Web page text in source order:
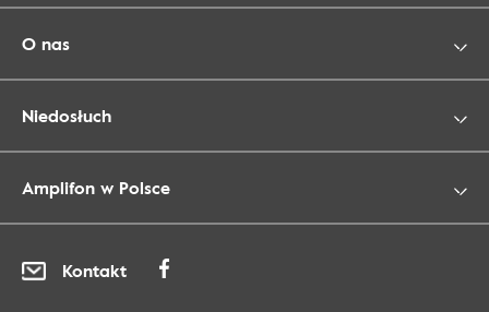
O nas
Niedosłuch
Amplifon w Polsce
Kontakt